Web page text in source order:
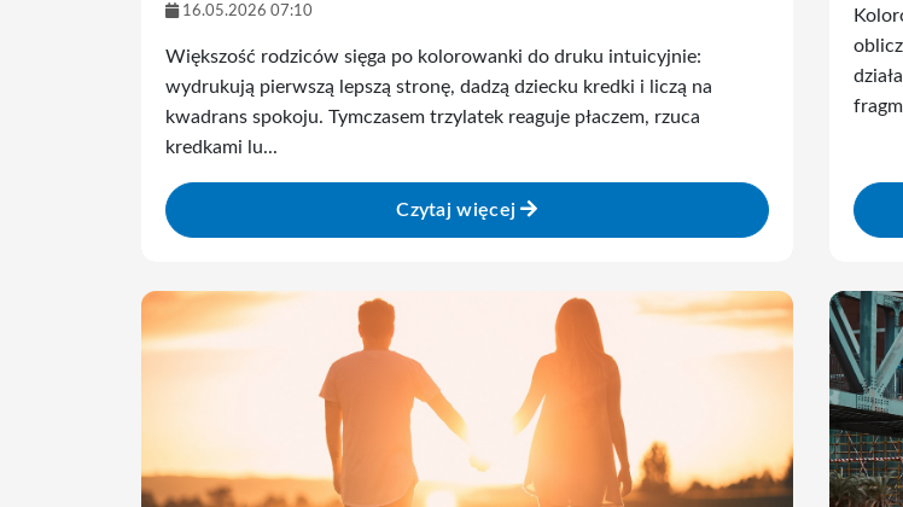
16.05.2026 07:10
Większość rodziców sięga po kolorowanki do druku intuicyjnie:
wydrukują pierwszą lepszą stronę, dadzą dziecku kredki i liczą na
kwadrans spokoju. Tymczasem trzylatek reaguje płaczem, rzuca
kredkami lu...
Czytaj więcej